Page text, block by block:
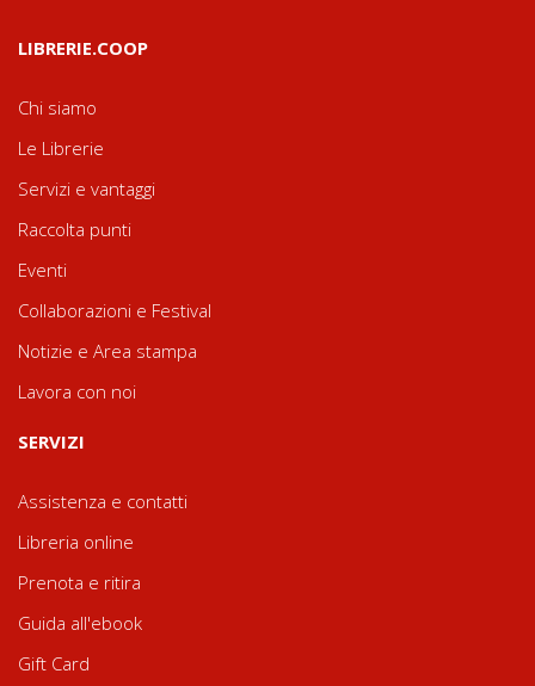
LIBRERIE.COOP
Chi siamo
Le Librerie
Servizi e vantaggi
Raccolta punti
Eventi
Collaborazioni e Festival
Notizie e Area stampa
Lavora con noi
SERVIZI
Assistenza e contatti
Libreria online
Prenota e ritira
Guida all'ebook
Gift Card